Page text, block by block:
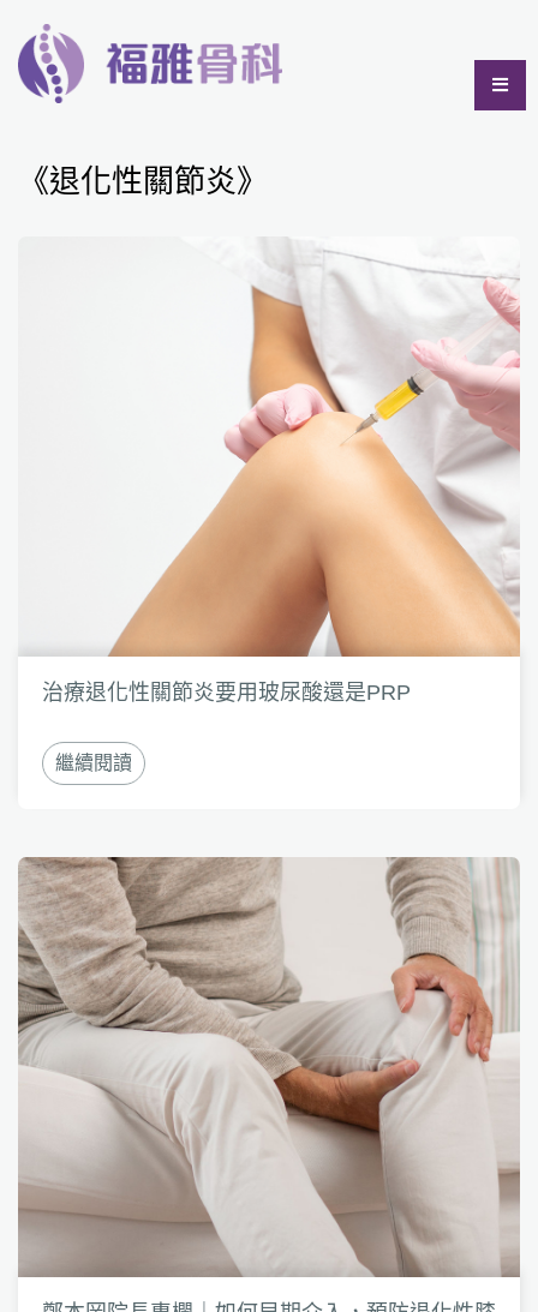
《退化性關節炎》
治療退化性關節炎要用玻尿酸還是PRP
繼續閱讀